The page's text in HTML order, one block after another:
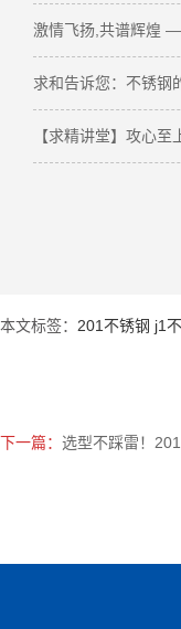
激情飞扬,共谱辉煌
求和告诉您：不锈钢
【求精讲堂】攻心至
本文标签： 201不锈钢 j1
下一篇： 选型不踩雷！